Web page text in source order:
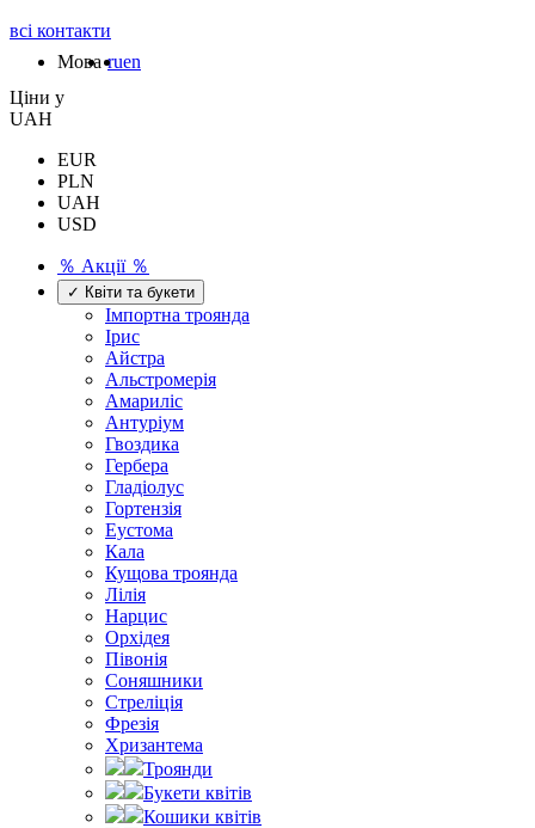
всі контакти
Мова ruen
Цiни у
UAH
EUR
PLN
UAH
USD
％ Акції ％
✓ Квіти та букети
Імпортна троянда
Ірис
Айстра
Альстромерія
Амариліс
Антуріум
Гвоздика
Гербера
Гладіолус
Гортензія
Еустома
Кала
Кущова троянда
Лілія
Нарцис
Орхідея
Півонія
Соняшники
Стреліція
Фрезія
Хризантема
Троянди
Букети квітів
Кошики квітів